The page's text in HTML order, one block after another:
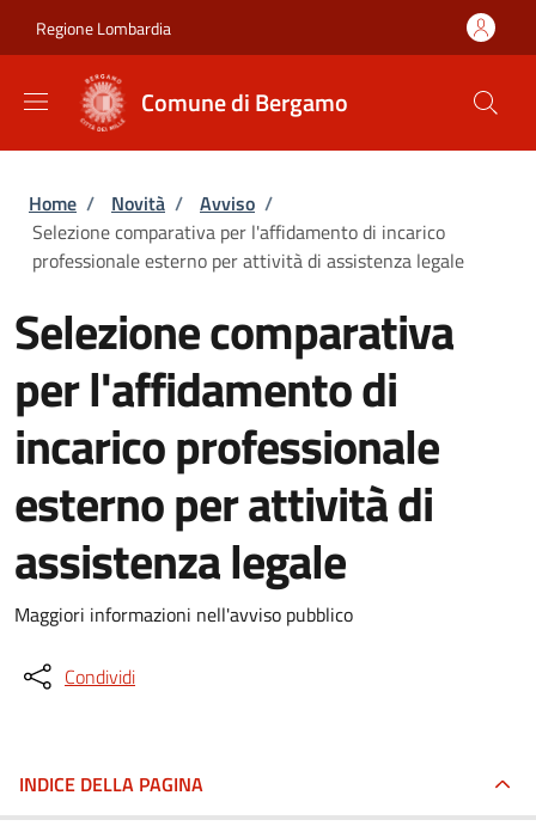
Regione Lombardia
Comune di Bergamo
Briciole di pane
Home / Novità / Avviso /
Selezione comparativa per l'affidamento di incarico
professionale esterno per attività di assistenza legale
Selezione comparativa
per l'affidamento di
incarico professionale
esterno per attività di
assistenza legale
Maggiori informazioni nell'avviso pubblico
Condividi
INDICE DELLA PAGINA